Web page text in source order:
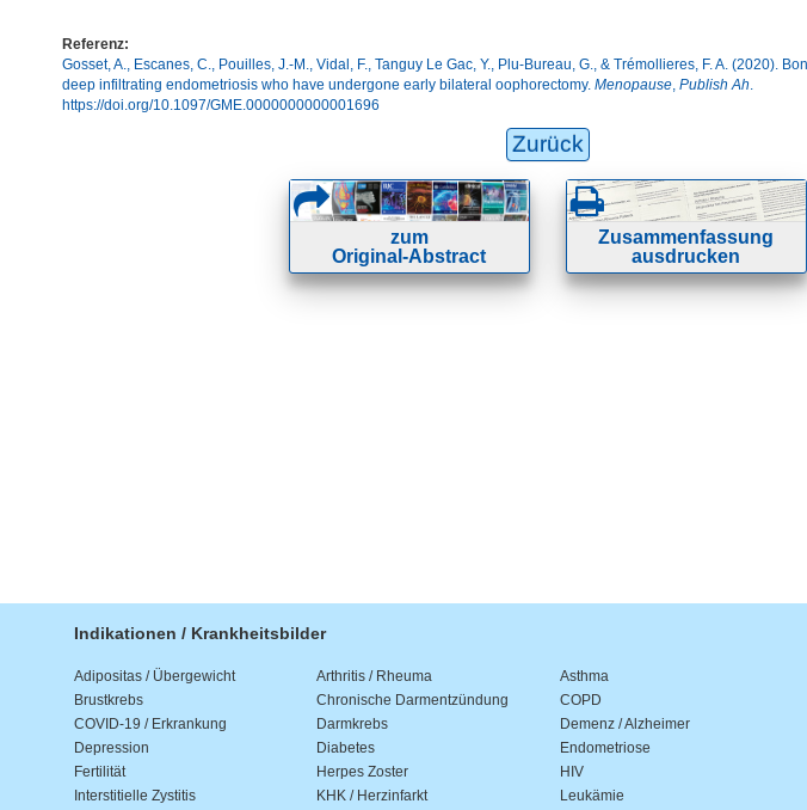
Referenz:
Gosset, A., Escanes, C., Pouilles, J.-M., Vidal, F., Tanguy Le Gac, Y., Plu-Bureau, G., & Trémollieres, F. A. (2020).
deep infiltrating endometriosis who have undergone early bilateral oophorectomy. Menopause, Publish Ah.
https://doi.org/10.1097/GME.0000000000001696
Zurück
zum
Original-Abstract
Zusammenfassung
ausdrucken
Indikationen / Krankheitsbilder
Adipositas / Übergewicht Arthritis / Rheuma
Asthma
Brustkrebs
Chronische Darmentzündung
COPD
COVID-19 / Erkrankung
Darmkrebs
Demenz / Alzheimer
Depression
Diabetes
Endometriose
Fertilität
Herpes Zoster
HIV
Interstitielle Zystitis
KHK / Herzinfarkt Leukämie